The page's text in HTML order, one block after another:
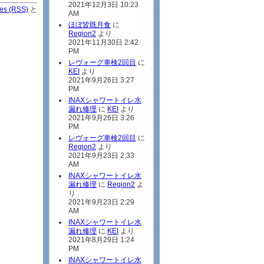
(RSS) と
2021年12月3日 10:23
AM
ほぼ皆既月食 に
Region2 より
2021年11月30日 2:42
PM
レヴォーグ車検2回目 に
KEI より
2021年9月26日 3:27
PM
INAXシャワートイレ水
漏れ修理 に KEI より
2021年9月26日 3:26
PM
レヴォーグ車検2回目 に
Region2 より
2021年9月23日 2:33
AM
INAXシャワートイレ水
漏れ修理 に Region2 よ
り
2021年9月23日 2:29
AM
INAXシャワートイレ水
漏れ修理 に KEI より
2021年8月29日 1:24
PM
INAXシャワートイレ水